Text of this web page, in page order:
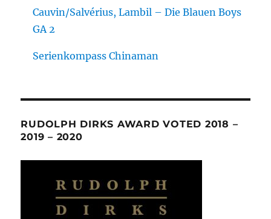
Cauvin/Salvérius, Lambil – Die Blauen Boys
GA 2
Serienkompass Chinaman
RUDOLPH DIRKS AWARD VOTED 2018 –
2019 – 2020